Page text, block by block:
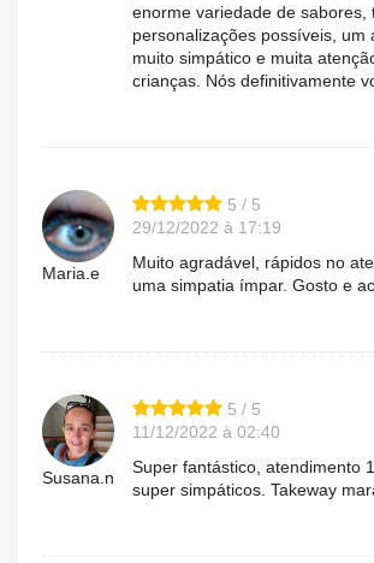
enorme variedade de sabores,
personalizações possíveis, um
muito simpático e muita
crianças. Nós definitivamente
Maria.e
5 / 5
29/12/2022 à 17:19
Muito agradável, rápidos no
uma simpatia ímpar. Gosto e
Susana.n
5 / 5
11/12/2022 à 02:40
Super fantástico, atendimento
super simpáticos. Takeway